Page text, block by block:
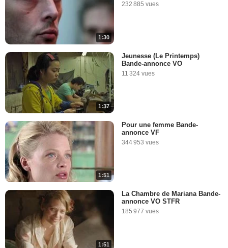
1:30
232 885 vues
1:37
Jeunesse (Le Printemps)
Bande-annonce VO
11 324 vues
1:51
Pour une femme Bande-
annonce VF
344 953 vues
1:51
La Chambre de Mariana Bande-
annonce VO STFR
185 977 vues